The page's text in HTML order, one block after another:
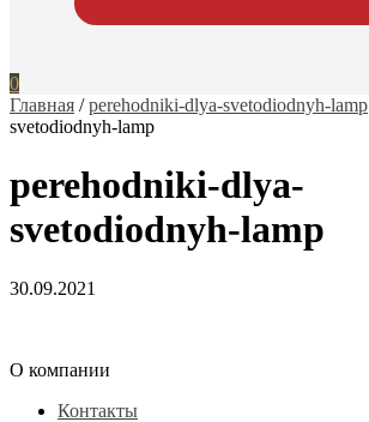
0
Главная /perehodniki-dlya-svetodiodnyh-lamp
svetodiodnyh-lamp
perehodniki-dlya-
svetodiodnyh-lamp
30.09.2021
О компании
Контакты